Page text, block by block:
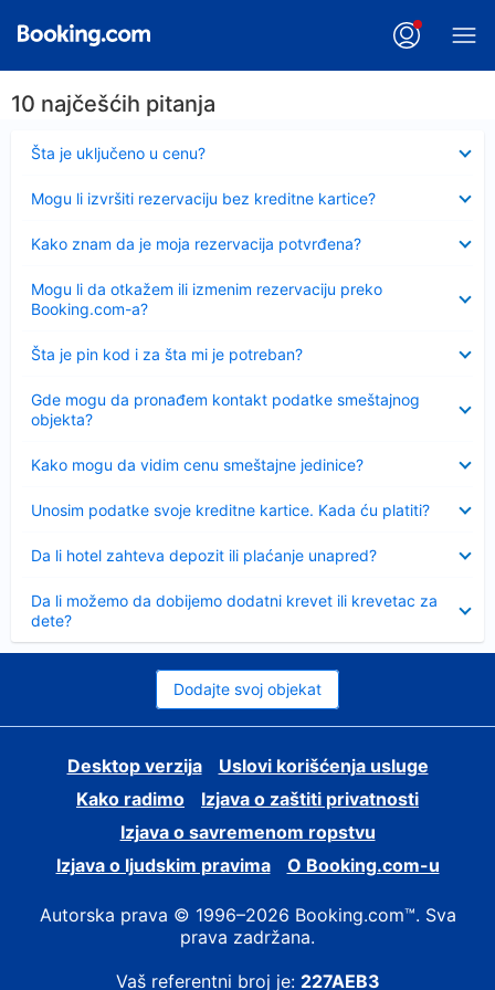
10 najčešćih pitanja
Šta je uključeno u cenu?
Sažeto
Mogu li izvršiti rezervaciju bez kreditne kartice?
Kako znam da je moja rezervacija potvrđena?
Mogu li da otkažem ili izmenim rezervaciju preko
Booking.com-a?
Šta je pin kod i za šta mi je potreban?
Sažeto
Gde mogu da pronađem kontakt podatke smeštajnog
objekta?
Kako mogu da vidim cenu smeštajne jedinice?
Unosim podatke svoje kreditne kartice. Kada ću platiti?
Da li hotel zahteva depozit ili plaćanje unapred?
Da li možemo da dobijemo dodatni krevet ili krevetac za
dete?
Dodajte svoj objekat
Desktop verzija
Uslovi korišćenja usluge
Kako radimo
Izjava o zaštiti privatnosti
Izjava o savremenom ropstvu
Izjava o ljudskim pravima
О Booking.com-u
Autorska prava © 1996–2026 Booking.com™. Sva
prava zadržana.
Vaš referentni broj je: 227AEB3